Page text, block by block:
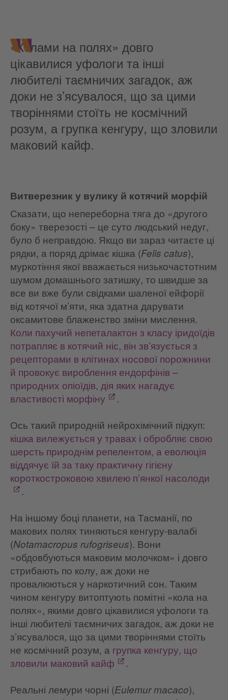
«Колами на полях» довго
цікавилися уфологи та інші
любителі таємничих загадок, аж
доки не з’ясувалося, що за цими
творіннями стоїть не космічний
розум, а групка кенгуру, що зловили
маковий кайф.
Витверезник у вулику й котячий морфій
Сказати, що непереборна тяга до «другого
боку» тверезості – це суто людський недуг,
було б неправдою. Якщо ви зараз читаєте ці
рядки, а поряд дрімає кішка (Felis catus),
муркотіння якої вважається низькочастотним
шумом домашнього затишку, то швидше за
все ви вже були свідками шаленої ейфорії
від котячої м’яти, яка здатна дарувати
оксамитове блаженство зміни мислення.
Коли пахучий непеталактон з класу іридоїдів
потрапляє в котячий ніс, він зв’язується з
рецепторами в клітинах носової порожнини
й провокує вироблення ендорфінів –
природних опіоїдів, дія яких нагадує
властивості морфіну
.
Ось такий природній нейрохімічний підкуп:
кішка вилежується у травах і обробляє свою
шерсть природнім репелентом, а еволюція
віддячує їй за таку практичну гігієну
короткостроковою хвилею п’янкої насолоди
.
На іншому боці планети, на Тасманії, по
макових полях тиняються кенгуру-валабі
(Notamacropus rufogriseus). Вони
«обдовбуються маковим молочком» і довго
стрибають по колу, аж доки не
провалюються у наркотичний сон. Таким
чином кенгуру витоптують помітні «кола на
полях», якими довго цікавилися уфологи та
інші любителі таємничих загадок, аж доки не
з’ясувалося, що за цими творіннями стоїть
не космічний розум, а групка кенгуру, що
зловили маковий кайф
.
Реальні лемури чорні (Eulemur macaco),